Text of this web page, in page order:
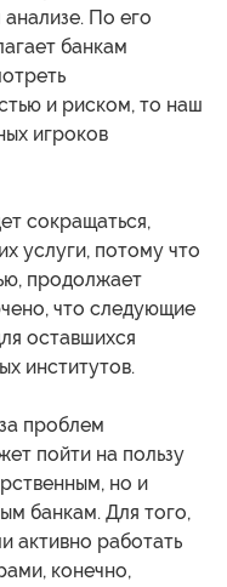
анализе. По его
банкам
и риском, то наш
игроков
сокращаться,
услуги, потому что
продолжает
что следующие
оставшихся
институтов.
проблем
пойти на пользу
но и
банкам. Для того,
активно работать
конечно,